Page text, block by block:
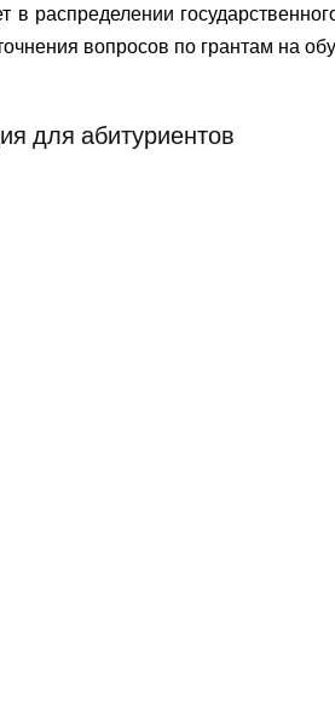
распределении
вопросов по грантам
для абитуриентов